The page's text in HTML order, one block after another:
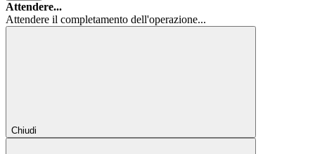
Attendere...
Attendere il completamento dell'operazione...
Chiudi